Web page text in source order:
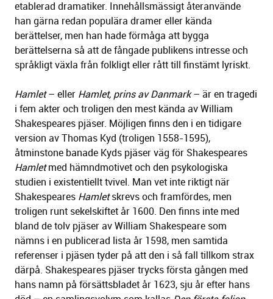
etablerad dramatiker. Innehållsmässigt återanvände
han gärna redan populära dramer eller kända
berättelser, men han hade förmåga att bygga
berättelserna så att de fångade publikens intresse och
språkligt växla från folkligt eller rått till finstämt lyriskt.
Hamlet– eller Hamlet, prins av Danmark– är en tragedi
i fem akter och troligen den mest kända av William
Shakespeares pjäser. Möjligen finns den i en tidigare
version av Thomas Kyd (troligen 1558-1595),
åtminstone banade Kyds pjäser väg för Shakespeares
Hamletmed hämndmotivet och den psykologiska
studien i existentiellt tvivel. Man vet inte riktigt när
Shakespeares Hamletskrevs och framfördes, men
troligen runt sekelskiftet år 1600. Den finns inte med
bland de tolv pjäser av William Shakespeare som
nämns i en publicerad lista år 1598, men samtida
referenser i pjäsen tyder på att den i så fall tillkom strax
därpå. Shakespeares pjäser trycks första gången med
hans namn på försättsbladet år 1623, sju år efter hans